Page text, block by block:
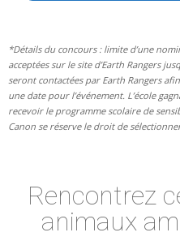
*Détails du concours : limite d’une
acceptées sur le site d’Earth Rangers
seront contactées par Earth Rangers
une date pour l’événement. L’école
recevoir le programme scolaire de
Canon se réserve le droit de
Rencontrez
animaux